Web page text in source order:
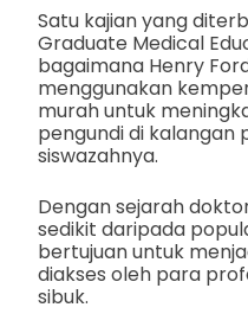
Satu kajian yang
Graduate Medical
bagaimana Henry
menggunakan
murah untuk
pengundi di
siswazahnya.
Dengan sejarah
sedikit daripada
bertujuan untuk
diakses oleh para
sibuk.